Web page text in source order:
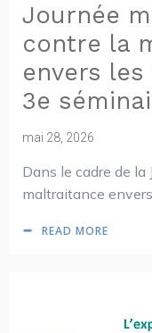
Journée
contre la
envers
3e
mai 28, 2026
Dans le cadre de
maltraitance
READ MORE